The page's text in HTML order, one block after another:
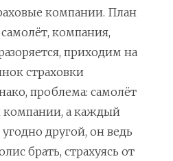
компании. План
компания,
приходим на
страховки
проблема: самолёт
компании, а каждый
другой, он ведь
брать, страхуясь от